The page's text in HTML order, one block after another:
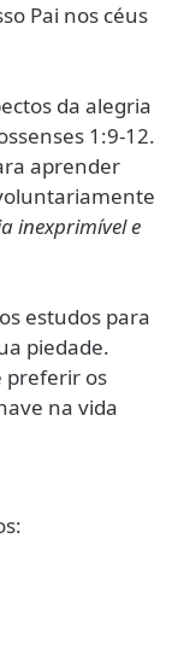
Pai nos céus
da alegria
1:9-12.
aprender
inexprimível e
estudos para
piedade.
preferir os
na vida